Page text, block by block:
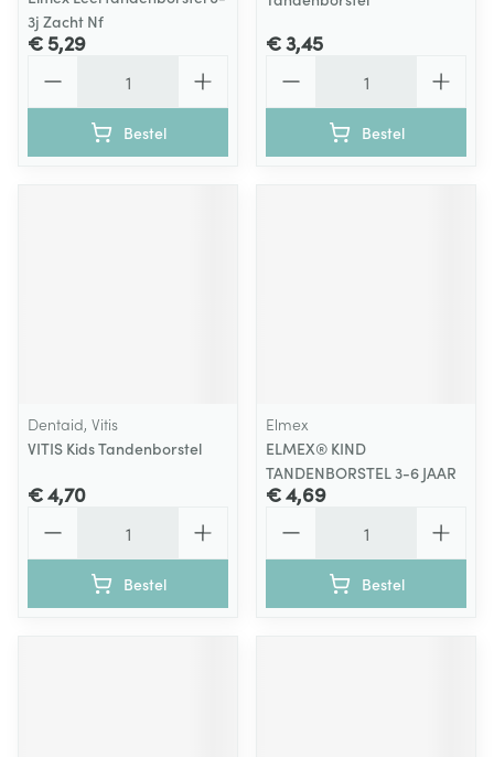
3j Zacht Nf
€ 5,29
Bestel
€ 3,45
Bestel
Dentaid, Vitis
VITIS Kids Tandenborstel
€ 4,70
Bestel
Elmex
ELMEX® KIND
TANDENBORSTEL 3-6 JAAR
€ 4,69
Bestel